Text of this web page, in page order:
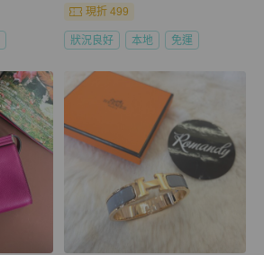
現折 499
狀況良好 本地 免運